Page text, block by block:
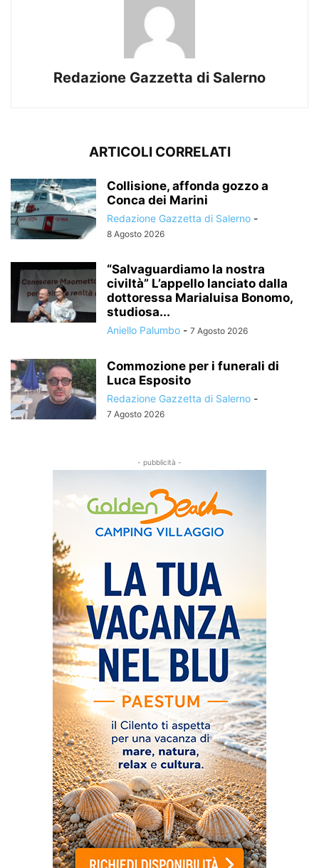
Redazione Gazzetta di Salerno
ARTICOLI CORRELATI
Collisione, affonda gozzo a
Conca dei Marini
Redazione Gazzetta di Salerno -
8 Agosto 2026
“Salvaguardiamo la nostra
civiltà” L’appello lanciato dalla
dottoressa Marialuisa Bonomo,
studiosa...
Aniello Palumbo - 7 Agosto 2026
Commozione per i funerali di
Luca Esposito
Redazione Gazzetta di Salerno -
7 Agosto 2026
- pubblicità -